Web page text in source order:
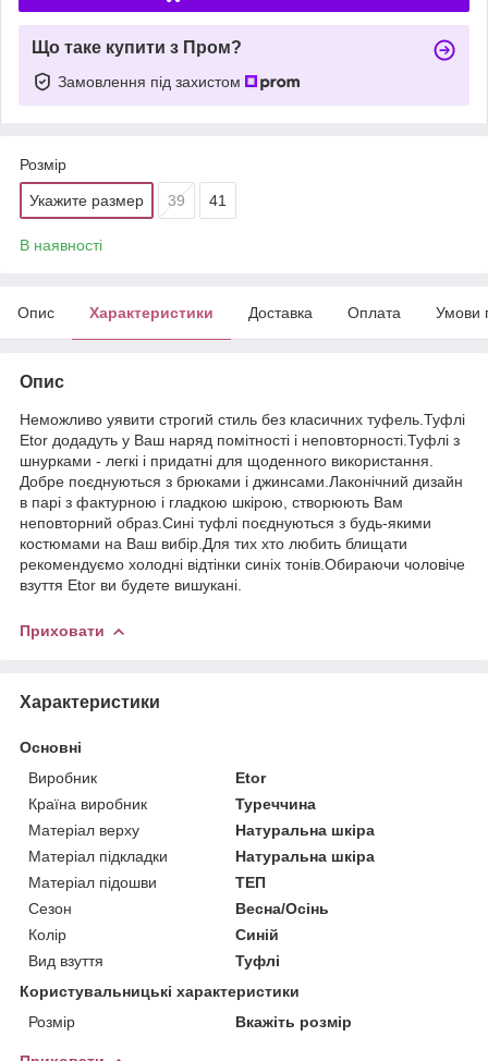
Що таке купити з Пром?
Замовлення під захистом
Розмір
Укажите размер 39 41
В наявності
Опис Характеристики Доставка Оплата Умови
Опис
Неможливо уявити строгий стиль без класичних туфель.Туфлі
Etor додадуть у Ваш наряд помітності і неповторності.Туфлі з
шнурками - легкі і придатні для щоденного використання.
Добре поєднуються з брюками і джинсами.Лаконічний дизайн
в парі з фактурною і гладкою шкірою, створюють Вам
неповторний образ.Сині туфлі поєднуються з будь-якими
костюмами на Ваш вибір.Для тих хто любить блищати
рекомендуємо холодні відтінки синіх тонів.Обираючи чоловіче
взуття Etor ви будете вишукані.
Приховати
Характеристики
Основні
Виробник
Etor
Країна виробник
Туреччина
Матеріал верху
Натуральна шкіра
Матеріал підкладки
Натуральна шкіра
Матеріал підошви
ТЕП
Сезон
Весна/Осінь
Колір
Синій
Вид взуття
Туфлі
Користувальницькі характеристики
Розмір
Вкажіть розмір